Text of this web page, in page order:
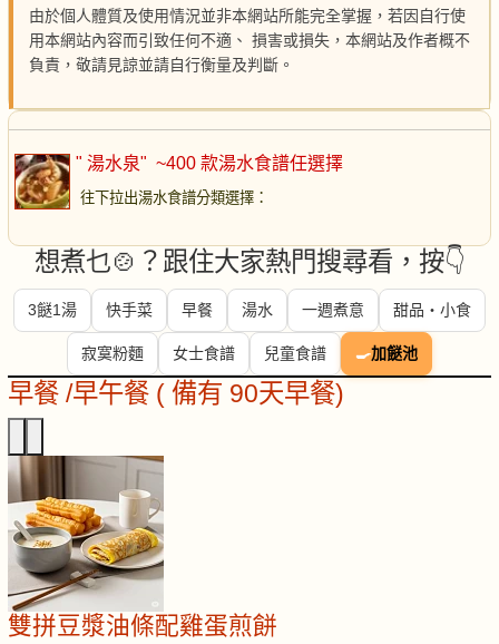
由於個人體質及使用情況並非本網站所能完全掌握，若因自行使
用本網站內容而引致任何不適、 損害或損失，本網站及作者概不
負責，敬請見諒並請自行衡量及判斷。
" 湯水泉" ~400 款湯水食譜任選擇
往下拉出湯水食譜分類選擇 ：
想煮乜🍲？跟住大家熱門搜尋看，按👇
3餸1湯 快手菜 早餐 湯水 一週煮意 甜品・小食
寂寞粉麵 女士食譜 兒童食譜 🍳加餸池
早餐 /早午餐 ( 備有 90天早餐)
雙拼豆漿油條配雞蛋煎餅